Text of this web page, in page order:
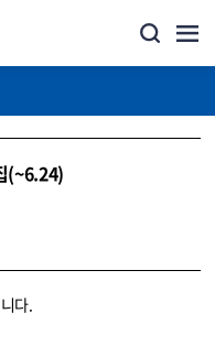
(~6.24)
다.